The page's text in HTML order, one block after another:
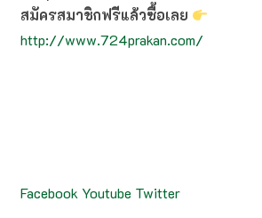
สมัครสมาชิกฟรีแล้วซื้อเลย
http://www.724prakan.com/
Facebook Youtube Twitter